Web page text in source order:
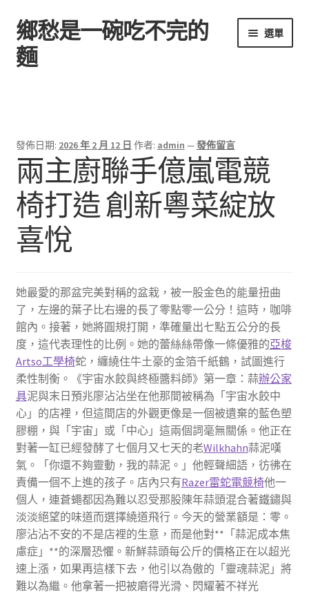
跳
至
導
跳
至
主
鄉愁是一碗吃不完的
麵
選單
發佈日期: 2026 年 2 月 12 日 作者: admin —發佈留言
兩主廚聯手億嵐電競
椅打造 創新粵菜綻放
喜悅
她最愛的那盆完美對稱的盆栽，被一股金色的能量扭曲
了，左邊的葉子比右邊的長了零點零一公分！這時，咖啡
館內。接著，她將圓規打開，準確量出七點五公分的長
度，這代表理性的比例。她的蕾絲絲帶像一條優雅的亞梭
Artso工學椅蛇，纏繞住牛土豪的金箔千紙鶴，試圖進行
柔性制衡。《宇宙水餃與終極醬料師》第一章：蒜辦公家
具泥與末日預兆廖沾沾坐在他那間被稱為「宇宙水餃中
心」的店裡，但這間店的外觀更像是一個被遺棄的藍色塑
膠棚，與「宇宙」或「中心」這兩個詞毫無關係。他正在
對著一缸已經發酵了七個月又七天的老Wilkhahn蒜泥嘆
氣。「你還不夠靈動，我的蒜泥。」他輕聲細語，彷彿在
責備一個不上進的孩子。店內只有Razer雷蛇電競椅他一
個人，連蒼蠅都因為難以忍受那股陳年蒜頭混合著鐵鏽與
淡淡絕望的味道而選擇繞道飛行。今天的營業額是：零。
廖沾沾不安的不是店裡的生意，而是他對**「蒜泥成本焦
慮症」**的深層恐懼。新鮮蒜頭每公斤的價格正在以超光
速上漲，如果再這樣下去，他引以為傲的「靈魂蒜泥」將
難以為繼。他拿著一把被磨得光滑、閃耀著不祥光